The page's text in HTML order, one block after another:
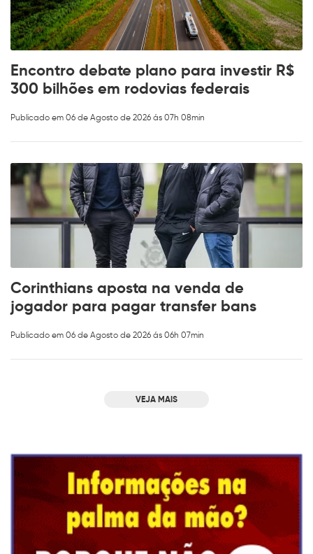
Encontro debate plano para investir R$
300 bilhões em rodovias federais
Publicado em 06 de Agosto de 2026 ás 07h 08min
Corinthians aposta na venda de
jogador para pagar transfer bans
Publicado em 06 de Agosto de 2026 ás 06h 07min
VEJA MAIS